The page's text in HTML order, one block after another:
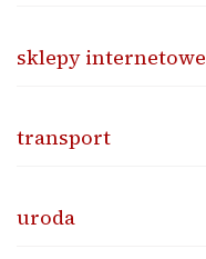
sklepy internetowe
transport
uroda